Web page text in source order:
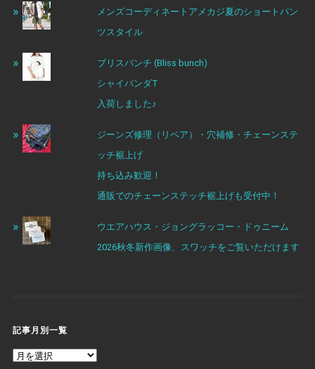
メンズコーディネートアメカジ夏のショートパン
ツスタイル
ブリスバンチ (Bliss bunch)
シャイパンダT
入荷しました♪
ジーンズ修理（リペア）・穴補修・チェーンステ
ッチ裾上げ
持ち込み歓迎！
通販でのチェーンステッチ裾上げも受付中！
ウエアハウス・ジョングラッコー・ドゥニーム
2026秋冬新作画像、スワッチをご覧いただけます
記事月別一覧